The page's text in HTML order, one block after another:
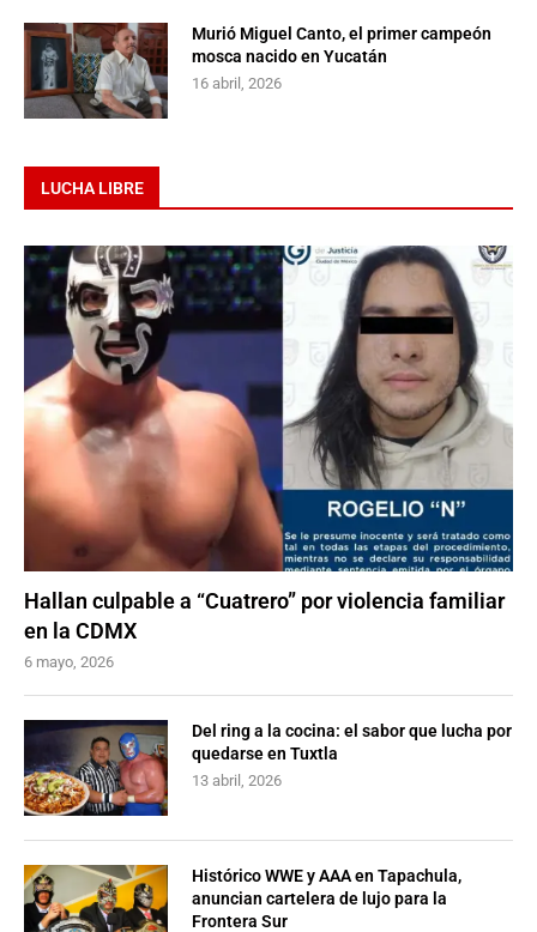
Murió Miguel Canto, el primer campeón
mosca nacido en Yucatán
16 abril, 2026
LUCHA LIBRE
Hallan culpable a “Cuatrero” por violencia familiar
en la CDMX
6 mayo, 2026
Del ring a la cocina: el sabor que lucha por
quedarse en Tuxtla
13 abril, 2026
Histórico WWE y AAA en Tapachula,
anuncian cartelera de lujo para la
Frontera Sur